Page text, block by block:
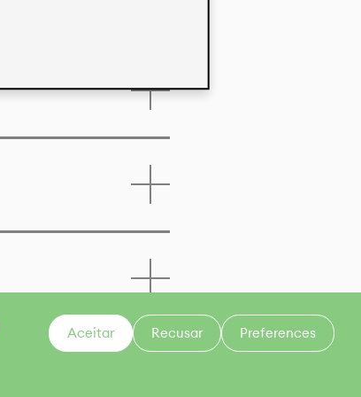
Aceitar Recusar Preferences